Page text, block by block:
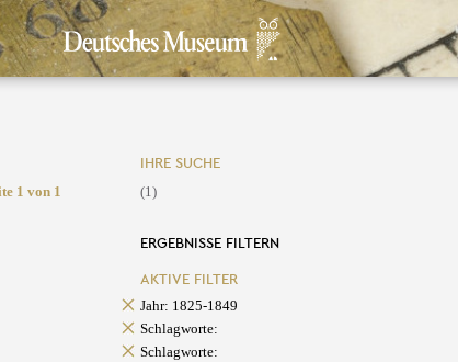
1 von 1
IHRE SUCHE
(1)
ERGEBNISSE FILTERN
AKTIVE FILTER
Jahr: 1825-1849
Schlagworte:
Schlagworte: